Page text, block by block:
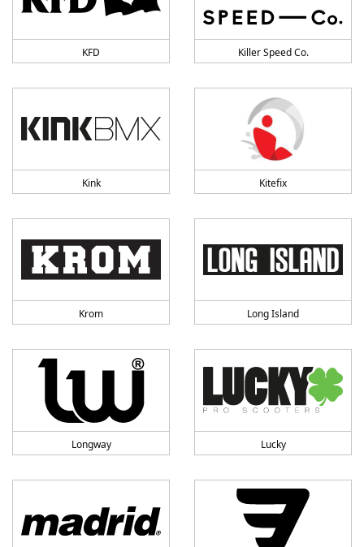
KFD Killer Speed Co.
Kink Kitefix
Krom Long Island
Longway Lucky